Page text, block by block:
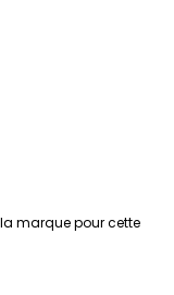
marque pour cette